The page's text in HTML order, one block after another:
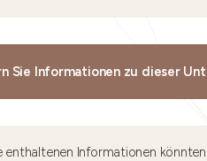
Sie Informationen zu dieser
enthaltenen Informationen